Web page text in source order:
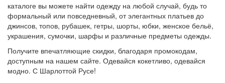
каталоге вы можете найти одежду на любой случай, будь то
формальный или повседневный, от элегантных платьев до
джинсов, топов, рубашек, гетры, шорты, юбки, женское бельё,
украшения, сумочки, шарфы и различные предметы одежды.
Получите впечатляющие скидки, благодаря промокодам,
доступным на нашем сайте. Одевайся кокетливо, одевайся
модно. С Шарлоттой Русе!